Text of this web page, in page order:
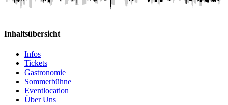
Inhaltsübersicht
Infos
Tickets
Gastronomie
Sommerbühne
Eventlocation
Über Uns